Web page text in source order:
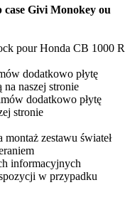
Givi Monokey ou
pour Honda CB 1000 R
dodatkowo płytę
naszej stronie
dodatkowo płytę
stronie
zestawu świateł
informacyjnych
w przypadku